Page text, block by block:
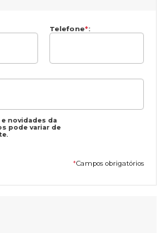
Telefone*:
novidades da
pode variar de
*Campos obrigatórios